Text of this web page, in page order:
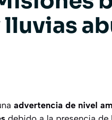
advertencia de nivel